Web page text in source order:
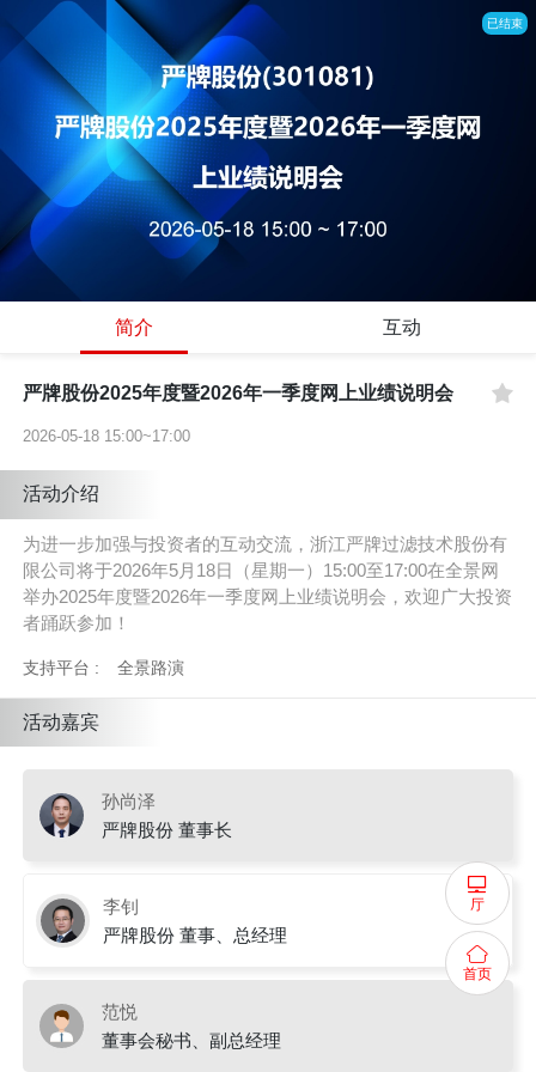
已结束
简介 互动
严牌股份2025年度暨2026年一季度网上业绩说明会
2026-05-18 15:00~17:00
活动介绍
为进一步加强与投资者的互动交流，浙江严牌过滤技术股份有
限公司将于2026年5月18日（星期一）15:00至17:00在全景网
举办2025年度暨2026年一季度网上业绩说明会，欢迎广大投资
者踊跃参加！
支持平台 : 全景路演
活动嘉宾
孙尚泽
严牌股份 董事长
李钊
严牌股份 董事、总经理
范悦
董事会秘书、副总经理
厅
首页